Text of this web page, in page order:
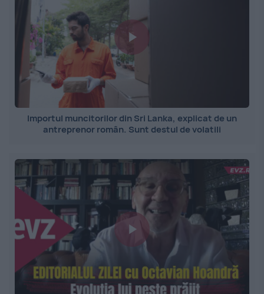
Importul muncitorilor din Sri Lanka, explicat de un
antreprenor român. Sunt destul de volatili